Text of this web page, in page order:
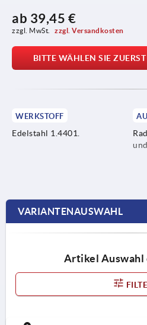
ab 39,45 €
zzgl. MwSt. zzgl. Versandkosten
BITTE WÄHLEN SIE
WERKSTOFF
Edelstahl 1.4401.
VARIANTENAUSWAHL
Artikel Auswahl